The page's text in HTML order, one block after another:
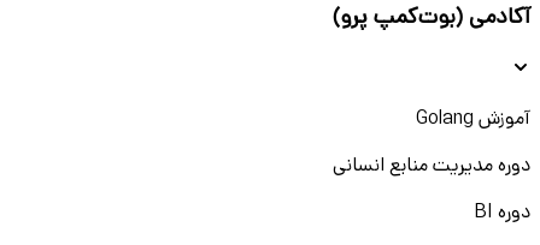
آکادمی (بوت‌کمپ پرو)
آموزش Golang
دوره مدیریت منابع انسانی
دوره BI